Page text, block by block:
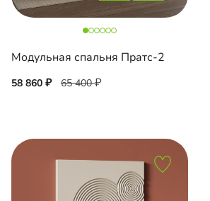
Модульная спальня Пратс-2
58 860 65 400